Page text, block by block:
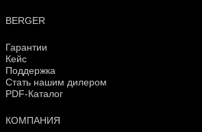
BERGER
Гарантии
Кейс
Поддержка
Стать нашим дилером
PDF-Каталог
КОМПАНИЯ